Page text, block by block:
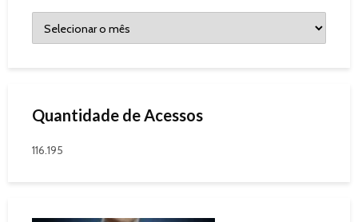
Quantidade de Acessos
116.195